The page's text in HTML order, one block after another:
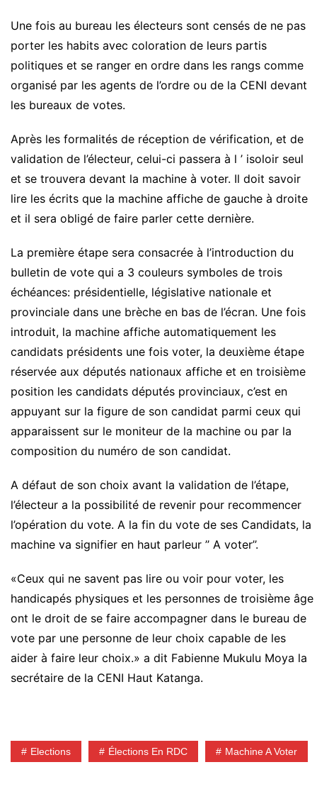
Une fois au bureau les électeurs sont censés de ne pas
porter les habits avec coloration de leurs partis
politiques et se ranger en ordre dans les rangs comme
organisé par les agents de l’ordre ou de la CENI devant
les bureaux de votes.
Après les formalités de réception de vérification, et de
validation de l’électeur, celui-ci passera à l ’ isoloir seul
et se trouvera devant la machine à voter. Il doit savoir
lire les écrits que la machine affiche de gauche à droite
et il sera obligé de faire parler cette dernière.
La première étape sera consacrée à l’introduction du
bulletin de vote qui a 3 couleurs symboles de trois
échéances: présidentielle, législative nationale et
provinciale dans une brèche en bas de l’écran. Une fois
introduit, la machine affiche automatiquement les
candidats présidents une fois voter, la deuxième étape
réservée aux députés nationaux affiche et en troisième
position les candidats députés provinciaux, c’est en
appuyant sur la figure de son candidat parmi ceux qui
apparaissent sur le moniteur de la machine ou par la
composition du numéro de son candidat.
A défaut de son choix avant la validation de l’étape,
l’électeur a la possibilité de revenir pour recommencer
l’opération du vote. A la fin du vote de ses Candidats, la
machine va signifier en haut parleur ’’ A voter’’.
«Ceux qui ne savent pas lire ou voir pour voter, les
handicapés physiques et les personnes de troisième âge
ont le droit de se faire accompagner dans le bureau de
vote par une personne de leur choix capable de les
aider à faire leur choix.» a dit Fabienne Mukulu Moya la
secrétaire de la CENI Haut Katanga.
Elections Élections En RDC Machine A Voter